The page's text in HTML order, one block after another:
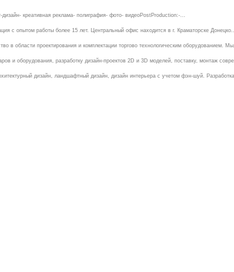
креативная реклама- полиграфия- фото- видеоPostProduction:-...
с опытом работы более 15 лет. Центральный офис находится в г. Краматорске
в области проектирования и комплектации торгово технологическим оборудованием.
и оборудования, разработку дизайн-проектов 2D и 3D моделей, поставку, монтаж
дизайн, ландшафтный дизайн, дизайн интерьера с учетом фэн-шуй.